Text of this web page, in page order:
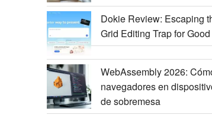
Dokie Review: Escaping
Grid Editing Trap for Good
WebAssembly 2026:
navegadores en
de sobremesa